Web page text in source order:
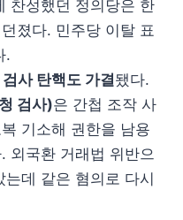
찬성했던 정의당은 한
졌다. 민주당 이탈 표
.
사 탄핵도 가결됐다.
검사)은 간첩 조작 사
기소해 권한을 남용
외국환 거래법 위반으
는데 같은 혐의로 다시